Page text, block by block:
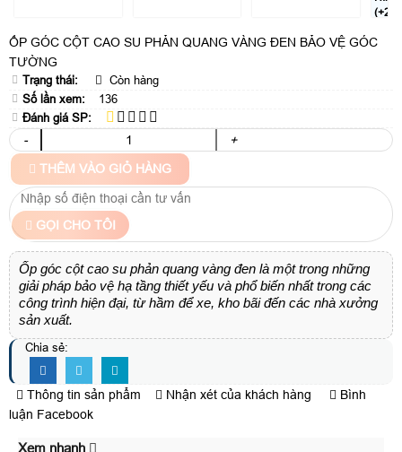
(+2)
ỐP GÓC CỘT CAO SU PHẢN QUANG VÀNG ĐEN BẢO VỆ GÓC
TƯỜNG
Trạng thái:
Còn hàng
Số lần xem:
136
Đánh giá SP:
-
+
THÊM VÀO GIỎ HÀNG
GỌI CHO TÔI
Ốp góc cột cao su phản quang vàng đen là một trong những
giải pháp bảo vệ hạ tầng thiết yếu và phổ biến nhất trong các
công trình hiện đại, từ hầm để xe, kho bãi đến các nhà xưởng
sản xuất.
Chia sẻ:
Thông tin sản phẩm Nhận xét của khách hàng
Bình
luận Facebook
Xem nhanh